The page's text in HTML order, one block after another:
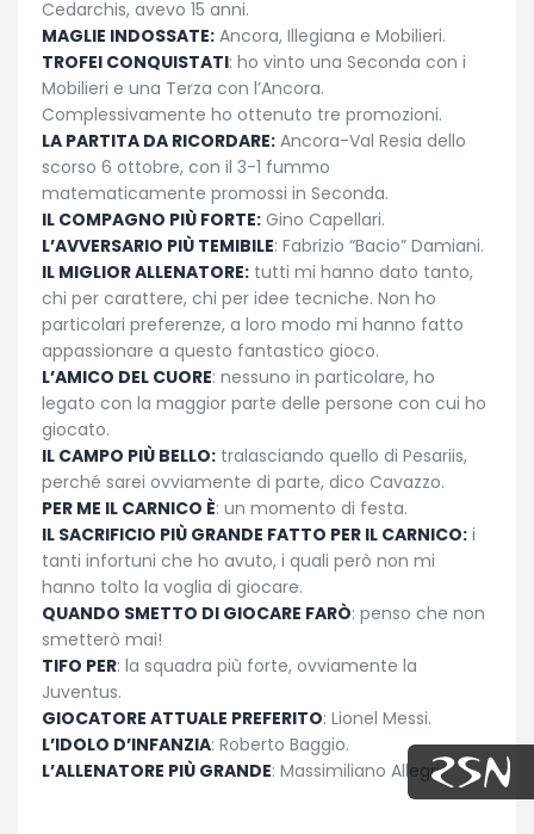
Cedarchis, avevo 15 anni.
MAGLIE INDOSSATE: Ancora, Illegiana e Mobilieri.
TROFEI CONQUISTATI: ho vinto una Seconda con i
Mobilieri e una Terza con l’Ancora.
Complessivamente ho ottenuto tre promozioni.
LA PARTITA DA RICORDARE: Ancora-Val Resia dello
scorso 6 ottobre, con il 3-1 fummo
matematicamente promossi in Seconda.
IL COMPAGNO PIÙ FORTE: Gino Capellari.
L’AVVERSARIO PIÙ TEMIBILE: Fabrizio “Bacio” Damiani.
IL MIGLIOR ALLENATORE: tutti mi hanno dato tanto,
chi per carattere, chi per idee tecniche. Non ho
particolari preferenze, a loro modo mi hanno fatto
appassionare a questo fantastico gioco.
L’AMICO DEL CUORE: nessuno in particolare, ho
legato con la maggior parte delle persone con cui ho
giocato.
IL CAMPO PIÙ BELLO: tralasciando quello di Pesariis,
perché sarei ovviamente di parte, dico Cavazzo.
PER ME IL CARNICO È: un momento di festa.
IL SACRIFICIO PIÙ GRANDE FATTO PER IL CARNICO: i
tanti infortuni che ho avuto, i quali però non mi
hanno tolto la voglia di giocare.
QUANDO SMETTO DI GIOCARE FARÒ: penso che non
smetterò mai!
TIFO PER: la squadra più forte, ovviamente la
Juventus.
GIOCATORE ATTUALE PREFERITO: Lionel Messi.
L’IDOLO D’INFANZIA: Roberto Baggio.
L’ALLENATORE PIÙ GRANDE: Massimiliano Allegri.